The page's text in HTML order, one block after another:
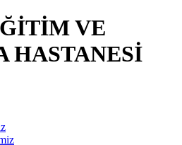
VE
HASTANESİ